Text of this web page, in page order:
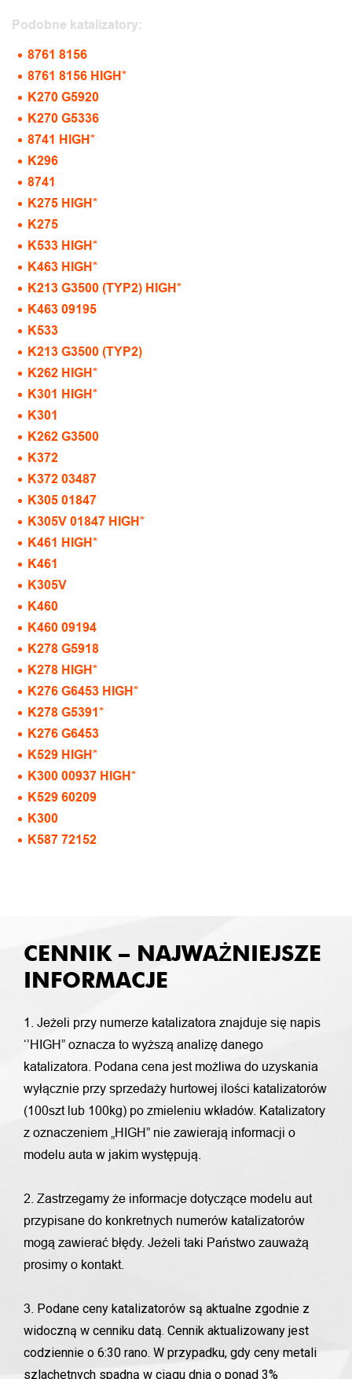
Podobne katalizatory:
8761 8156
8761 8156 HIGH*
K270 G5920
K270 G5336
8741 HIGH*
K296
8741
K275 HIGH*
K275
K533 HIGH*
K463 HIGH*
K213 G3500 (TYP2) HIGH*
K463 09195
K533
K213 G3500 (TYP2)
K262 HIGH*
K301 HIGH*
K301
K262 G3500
K372
K372 03487
K305 01847
K305V 01847 HIGH*
K461 HIGH*
K461
K305V
K460
K460 09194
K278 G5918
K278 HIGH*
K276 G6453 HIGH*
K278 G5391*
K276 G6453
K529 HIGH*
K300 00937 HIGH*
K529 60209
K300
K587 72152
CENNIK – NAJWAŻNIEJSZE
INFORMACJE
1. Jeżeli przy numerze katalizatora znajduje się napis
‘’HIGH” oznacza to wyższą analizę danego
katalizatora. Podana cena jest możliwa do uzyskania
wyłącznie przy sprzedaży hurtowej ilości katalizatorów
(100szt lub 100kg) po zmieleniu wkładów. Katalizatory
z oznaczeniem „HIGH” nie zawierają informacji o
modelu auta w jakim występują.
2. Zastrzegamy że informacje dotyczące modelu aut
przypisane do konkretnych numerów katalizatorów
mogą zawierać błędy. Jeżeli taki Państwo zauważą
prosimy o kontakt.
3. Podane ceny katalizatorów są aktualne zgodnie z
widoczną w cenniku datą. Cennik aktualizowany jest
codziennie o 6:30 rano. W przypadku, gdy ceny metali
szlachetnych spadną w ciągu dnia o ponad 3%